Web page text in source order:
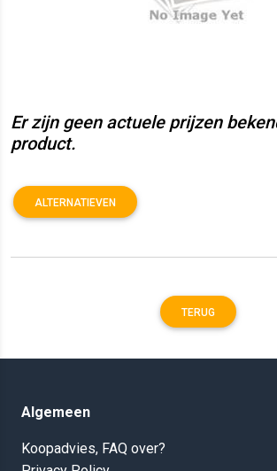
Er zijn geen actuele prijzen
product.
ALTERNATIEVEN
TERUG
Algemeen
Koopadvies, FAQ over?